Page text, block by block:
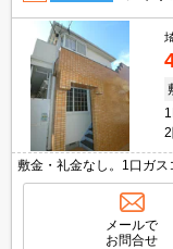
敷金・礼金なし。1口ガス
静な住宅街。魅力的な賃
見できます。過ごしやす
メールで
お問合せ